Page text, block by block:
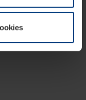
de uitleg van de